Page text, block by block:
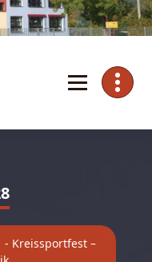
- Kreissportfest –